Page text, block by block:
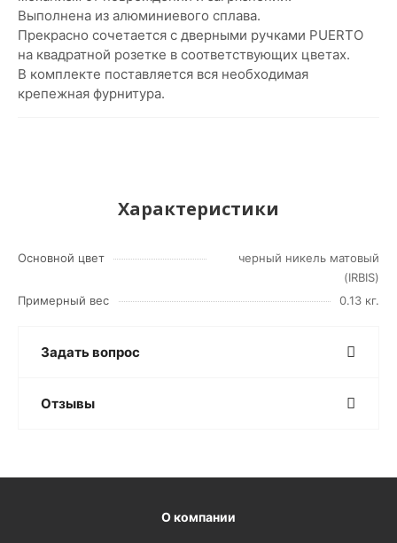
Выполнена из алюминиевого сплава.
Прекрасно сочетается с дверными ручками PUERTO
на квадратной розетке в соответствующих цветах.
В комплекте поставляется вся необходимая
крепежная фурнитура.
Характеристики
Основной цвет
черный никель матовый
(IRBIS)
Примерный вес
0.13 кг.
Задать вопрос
Отзывы
О компании